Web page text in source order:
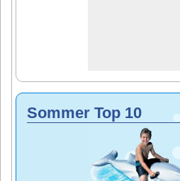
Sommer Top 10